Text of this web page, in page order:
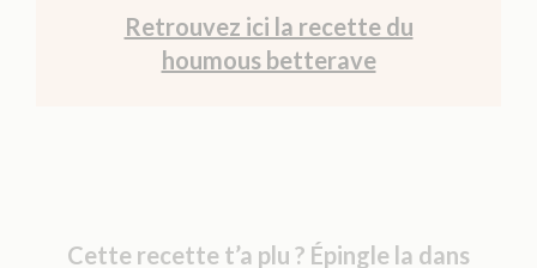
Retrouvez ici la recette du
houmous betterave
Cette recette t’a plu ? Épingle la dans